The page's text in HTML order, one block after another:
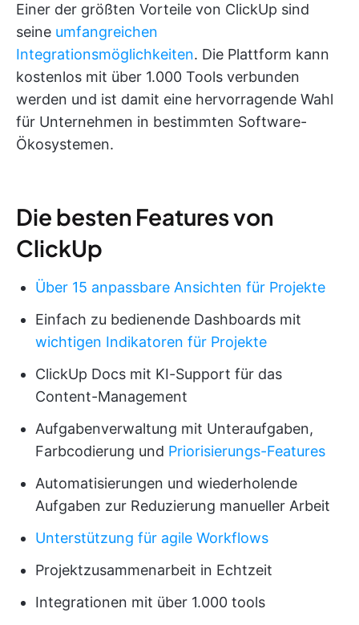
Einer der größten Vorteile von ClickUp sind
seine umfangreichen
Integrationsmöglichkeiten. Die Plattform kann
kostenlos mit über 1.000 Tools verbunden
werden und ist damit eine hervorragende Wahl
für Unternehmen in bestimmten Software-
Ökosystemen.
Die besten Features von
ClickUp
Über 15 anpassbare Ansichten für Projekte
Einfach zu bedienende Dashboards mit
wichtigen Indikatoren für Projekte
ClickUp Docs mit KI-Support für das
Content-Management
Aufgabenverwaltung mit Unteraufgaben,
Farbcodierung und Priorisierungs-Features
Automatisierungen und wiederholende
Aufgaben zur Reduzierung manueller Arbeit
Unterstützung für agile Workflows
Projektzusammenarbeit in Echtzeit
Integrationen mit über 1.000 tools